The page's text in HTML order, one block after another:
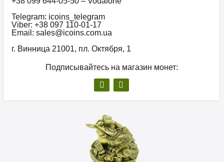
Telegram: icoins_telegram
Viber: +38 097 110-01-17
Email: sales@icoins.com.ua
г. Винница 21001, пл. Октября, 1
Подписывайтесь на магазин монет: